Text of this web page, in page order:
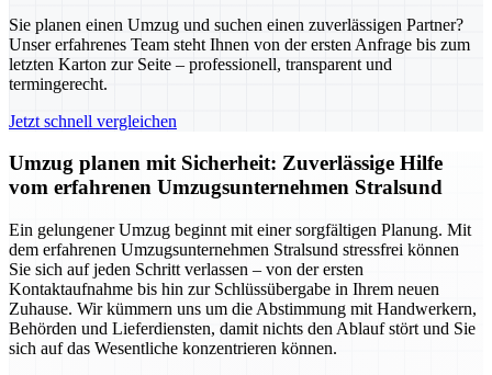
Sie planen einen Umzug und suchen einen zuverlässigen Partner?
Unser erfahrenes Team steht Ihnen von der ersten Anfrage bis zum
letzten Karton zur Seite – professionell, transparent und
termingerecht.
Jetzt schnell vergleichen
Umzug planen mit Sicherheit: Zuverlässige Hilfe
vom erfahrenen Umzugsunternehmen Stralsund
Ein gelungener Umzug beginnt mit einer sorgfältigen Planung. Mit
dem erfahrenen Umzugsunternehmen Stralsund stressfrei können
Sie sich auf jeden Schritt verlassen – von der ersten
Kontaktaufnahme bis hin zur Schlüssübergabe in Ihrem neuen
Zuhause. Wir kümmern uns um die Abstimmung mit Handwerkern,
Behörden und Lieferdiensten, damit nichts den Ablauf stört und Sie
sich auf das Wesentliche konzentrieren können.